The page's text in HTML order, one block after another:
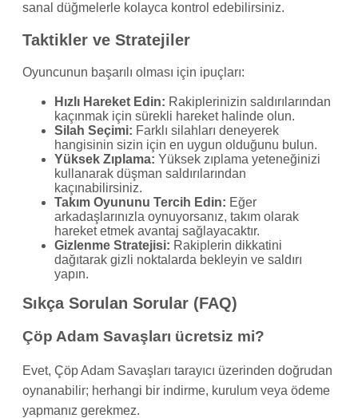
sanal düğmelerle kolayca kontrol edebilirsiniz.
Taktikler ve Stratejiler
Oyuncunun başarılı olması için ipuçları:
Hızlı Hareket Edin: Rakiplerinizin saldırılarından
kaçınmak için sürekli hareket halinde olun.
Silah Seçimi: Farklı silahları deneyerek
hangisinin sizin için en uygun olduğunu bulun.
Yüksek Zıplama: Yüksek zıplama yeteneğinizi
kullanarak düşman saldırılarından
kaçınabilirsiniz.
Takım Oyununu Tercih Edin: Eğer
arkadaşlarınızla oynuyorsanız, takım olarak
hareket etmek avantaj sağlayacaktır.
Gizlenme Stratejisi: Rakiplerin dikkatini
dağıtarak gizli noktalarda bekleyin ve saldırı
yapın.
Sıkça Sorulan Sorular (FAQ)
Çöp Adam Savaşları ücretsiz mi?
Evet, Çöp Adam Savaşları tarayıcı üzerinden doğrudan
oynanabilir; herhangi bir indirme, kurulum veya ödeme
yapmanız gerekmez.